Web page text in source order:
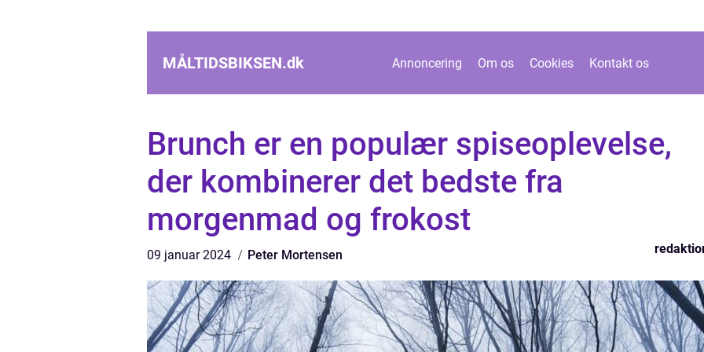
MÅLTIDSBIKSEN.dk Annoncering Om os Cookies Kontakt os
Brunch er en populær spiseoplevelse,
der kombinerer det bedste fra
morgenmad og frokost
09 januar 2024 Peter Mortensen